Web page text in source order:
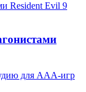
Resident Evil 9
для AAA-игр